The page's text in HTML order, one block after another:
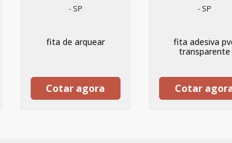
- SP
fita de arquear
Cotar agora
- SP
fita adesiva
transparente
Cotar